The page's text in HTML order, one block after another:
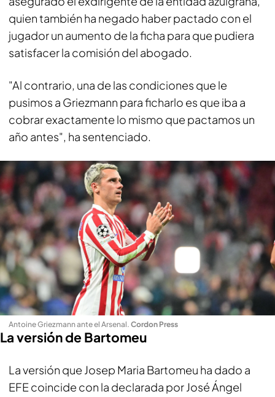
quien también ha negado haber pactado con el
jugador un aumento de la ficha para que pudiera
satisfacer la comisión del abogado.
"Al contrario, una de las condiciones que le
pusimos a Griezmann para ficharlo es que iba a
cobrar exactamente lo mismo que pactamos un
año antes", ha sentenciado.
Antoine Griezmann ante el Arsenal. Cordon Press
La versión de Bartomeu
La versión que Josep Maria Bartomeu ha dado a
EFE coincide con la declarada por José Ángel